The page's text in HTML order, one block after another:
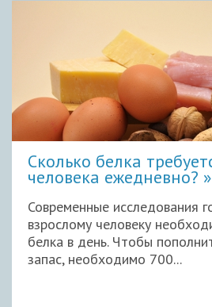
Сколько белка
человека ежедневно?
Современные исследования
взрослому человеку
белка в день. Чтобы
запас, необходимо 700...